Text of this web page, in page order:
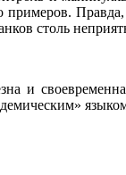
столь
и